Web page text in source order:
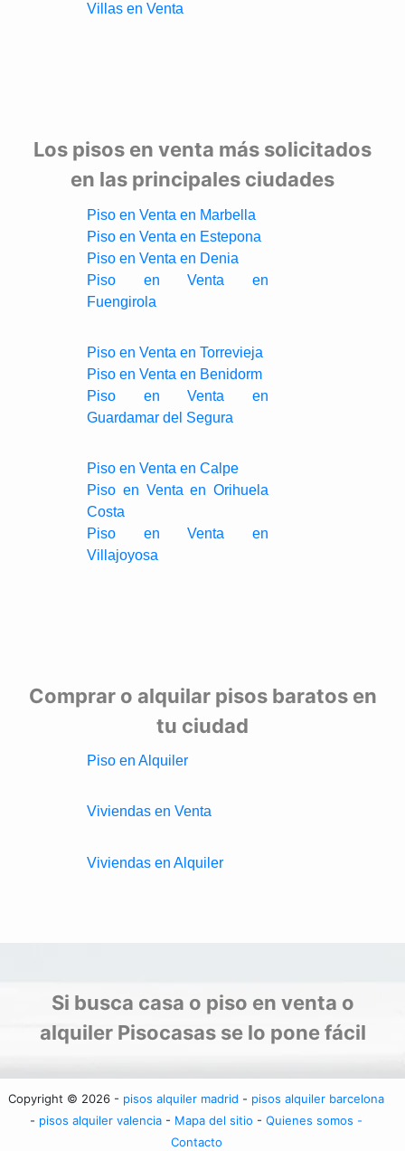
Villas en Venta
Los pisos en venta más solicitados
en las principales ciudades
Piso en Venta en Marbella
Piso en Venta en Estepona
Piso en Venta en Denia
Piso en Venta en
Fuengirola
Piso en Venta en Torrevieja
Piso en Venta en Benidorm
Piso en Venta en
Guardamar del Segura
Piso en Venta en Calpe
Piso en Venta en Orihuela
Costa
Piso en Venta en
Villajoyosa
Comprar o alquilar pisos baratos en
tu ciudad
Piso en Alquiler
Viviendas en Venta
Viviendas en Alquiler
Si busca casa o piso en venta o
alquiler Pisocasas se lo pone fácil
Copyright © 2026 - pisos alquiler madrid - pisos alquiler barcelona
- pisos alquiler valencia - Mapa del sitio -Quienes somos -
Contacto